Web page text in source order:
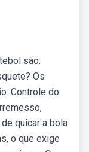
são:
Os
Controle do
quicar a bola
o que exige